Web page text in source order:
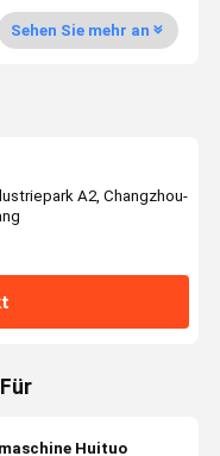
Sehen Sie mehr an
A2, Changzhou-
Huituo